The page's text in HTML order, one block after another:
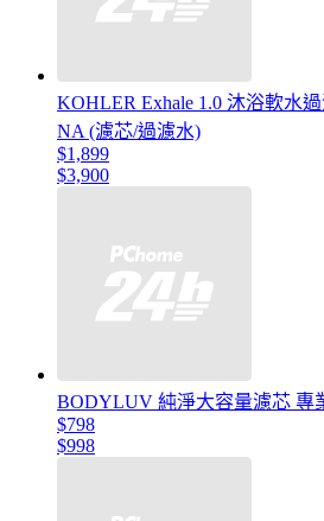
KOHLER Exhale 1.0 沐浴軟水
NA (濾芯/過濾水)
$1,899
$3,900
BODYLUV 純淨大容量濾芯 專
$798
$998